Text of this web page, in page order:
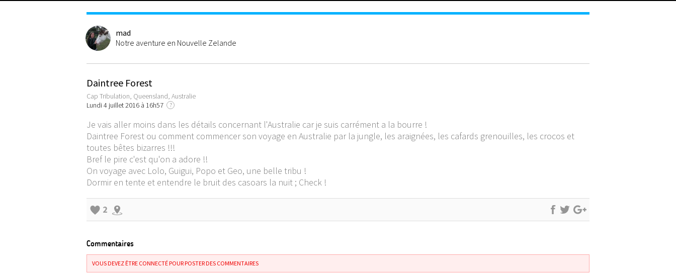
mad
Notre aventure en Nouvelle Zelande
Daintree Forest
Cap Tribulation, Queensland, Australie
Lundi 4 juillet 2016 à 16h57
?
Je vais aller moins dans les détails concernant l'Australie car je suis carrément a la bourre !
Daintree Forest ou comment commencer son voyage en Australie par la jungle, les araignées, les cafards grenouilles, les crocos et
toutes bêtes bizarres !!!
Bref le pire c'est qu'on a adore !!
On voyage avec Lolo, Guigui, Popo et Geo, une belle tribu !
Dormir en tente et entendre le bruit des casoars la nuit ; Check !
2
Commentaires
VOUS DEVEZ ÊTRE CONNECTÉ POUR POSTER DES COMMENTAIRES